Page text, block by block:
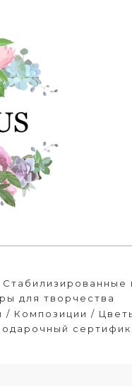
Стабилизированные
для творчества
/ Композиции /